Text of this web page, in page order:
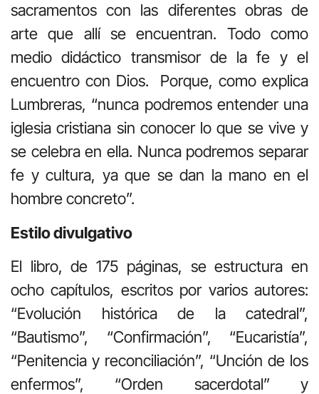
sacramentos con las diferentes obras de
arte que allí se encuentran. Todo como
medio didáctico transmisor de la fe y el
encuentro con Dios.
Porque, como explica
Lumbreras, “nunca podremos entender una
iglesia cristiana sin conocer lo que se vive y
se celebra en ella. Nunca podremos separar
fe y cultura, ya que se dan la mano en el
hombre concreto”.
Estilo divulgativo
El libro, de 175 páginas, se estructura en
ocho capítulos, escritos por varios autores:
“Evolución histórica de la catedral”,
“Bautismo”, “Confirmación”, “Eucaristía”,
“Penitencia y reconciliación”, “Unción de los
enfermos”, “Orden sacerdotal” y